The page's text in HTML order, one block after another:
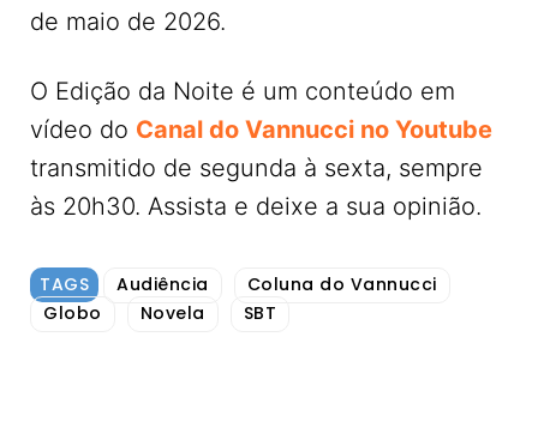
de maio de 2026.
O Edição da Noite é um conteúdo em
vídeo do Canal do Vannucci no Youtube
transmitido de segunda à sexta, sempre
às 20h30. Assista e deixe a sua opinião.
TAGS Audiência
Coluna do Vannucci
Globo
Novela SBT